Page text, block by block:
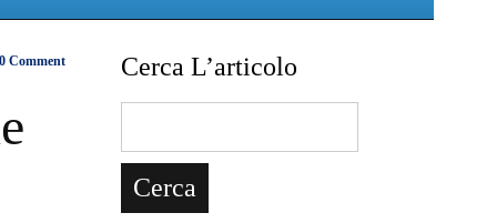
Comment Cerca L’articolo